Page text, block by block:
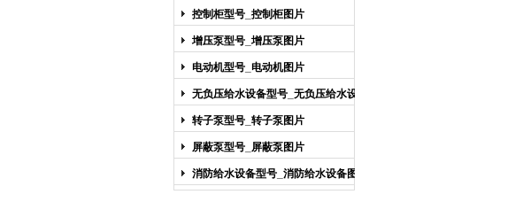
控制柜型号_控制柜图片
增压泵型号_增压泵图片
电动机型号_电动机图片
无负压给水设备型号_无负压给水设备
图片
转子泵型号_转子泵图片
屏蔽泵型号_屏蔽泵图片
消防给水设备型号_消防给水设备图片